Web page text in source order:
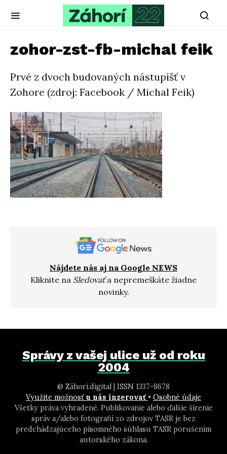
zohor-zst-fb-michal feik
Prvé z dvoch budovaných nástupíšť v
Zohore (zdroj: Facebook / Michal Feik)
Nájdete nás aj na Google NEWS
Kliknite na Sledovaťa nepremeškáte žiadne
novinky.
Správy z vašej ulice už od roku
2004
@ Záhori.digital | ISSN 1337-8678
Využite možnosť u nás inzerovať • Osobné údaje
Všetky práva vyhradené. Publikovanie alebo ďalšie šírenie
správ a/alebo fotografií zo zdrojov TASR je bez
predchádzajúceho písomného súhlasu TASR porušením
autorského zákona.